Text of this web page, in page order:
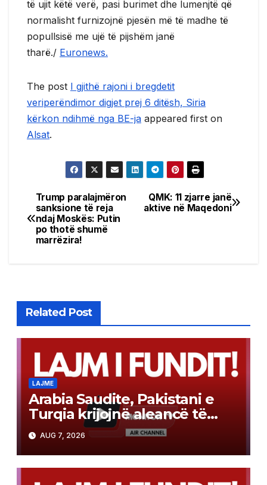
të ujit këtë verë, pasi burimet dhe lumenjtë që
normalisht furnizojnë pjesën më të madhe të
popullsisë me ujë të pijshëm janë
tharë./ Euronews.
The post I gjithë rajoni i bregdetit
veriperëndimor digjet prej 6 ditësh, Siria
kërkon ndihmë nga BE-ja appeared first on
Alsat.
Post
navigation
QMK: 11 zjarre janë
aktive në Maqedoni
Trump paralajmëron
sanksione të reja
ndaj Moskës: Putin
po thotë shumë
marrëzira!
Related Post
LAJME
Arabia Saudite, Pakistani e
Turqia krijojnë aleancë të
përbashkët mbrojtjeje sipas
modelit të NATO-s
AUG 7, 2026